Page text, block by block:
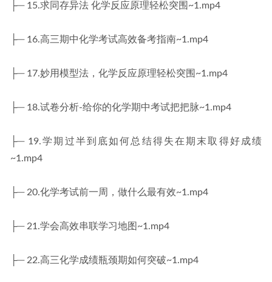
├─ 15.求同存异法 化学反应原理轻松突围~1.mp4
├─ 16.高三期中化学考试高效备考指南~1.mp4
├─ 17.妙用模型法，化学反应原理轻松突围~1.mp4
├─ 18.试卷分析-给你的化学期中考试把把脉~1.mp4
├─ 19.学期过半到底如何总结得失在期末取得好成绩
~1.mp4
├─ 20.化学考试前一周，做什么最有效~1.mp4
├─ 21.学会高效串联学习地图~1.mp4
├─ 22.高三化学成绩瓶颈期如何突破~1.mp4